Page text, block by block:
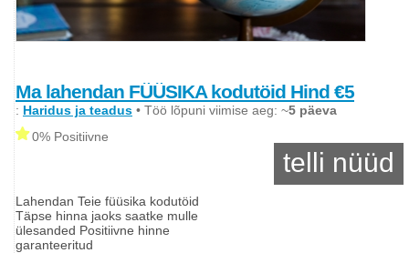
Ma lahendan FÜÜSIKA kodutöid Hind €5
: Haridus ja teadus • Töö lõpuni viimise aeg: ~5 päeva
0% Positiivne
telli nüüd
Lahendan Teie füüsika kodutöid
Täpse hinna jaoks saatke mulle
ülesanded Positiivne hinne
garanteeritud